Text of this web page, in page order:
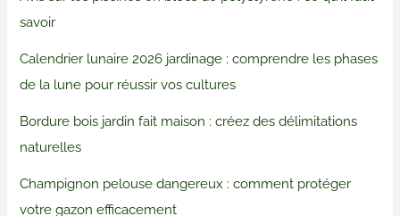
savoir
Calendrier lunaire 2026 jardinage : comprendre les phases
de la lune pour réussir vos cultures
Bordure bois jardin fait maison : créez des délimitations
naturelles
Champignon pelouse dangereux : comment protéger
votre gazon efficacement